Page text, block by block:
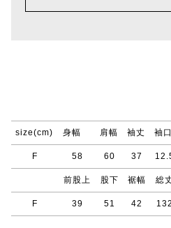
size(cm) 身幅 肩幅 袖丈 袖口
F 58 60 37
前股上 股下 裾幅 総
F 39 51 42 132